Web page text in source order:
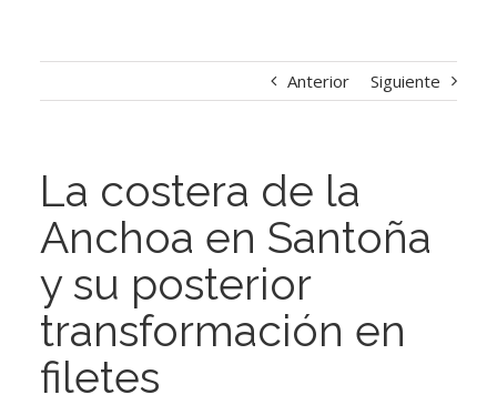
Anterior Siguiente
La costera de la
Anchoa en Santoña
y su posterior
transformación en
filetes